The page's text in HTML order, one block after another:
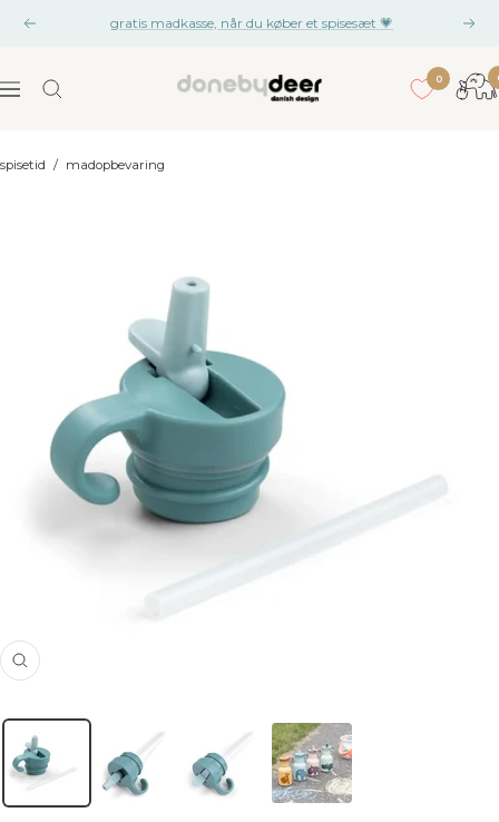
Tidligere gratis madkasse, når du køber et spisesæt 💗
Navigation
Done
0
spisetid / madopbevaring
Zoom